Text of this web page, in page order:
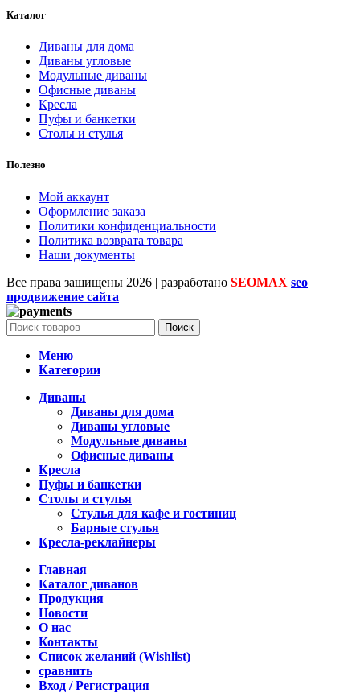
Каталог
Диваны для дома
Диваны угловые
Модульные диваны
Офисные диваны
Кресла
Пуфы и банкетки
Столы и стулья
Полезно
Мой аккаунт
Оформление заказа
Политики конфиденциальности
Политика возврата товара
Наши документы
Все права защищены 2026 | разработано SEOMAX seo
продвижение сайта
Поиск
Меню
Категории
Диваны
Диваны для дома
Диваны угловые
Модульные диваны
Офисные диваны
Кресла
Пуфы и банкетки
Столы и стулья
Стулья для кафе и гостиниц
Барные стулья
Кресла-реклайнеры
Главная
Каталог диванов
Продукция
Новости
О нас
Контакты
Список желаний (Wishlist)
сравнить
Вход / Регистрация